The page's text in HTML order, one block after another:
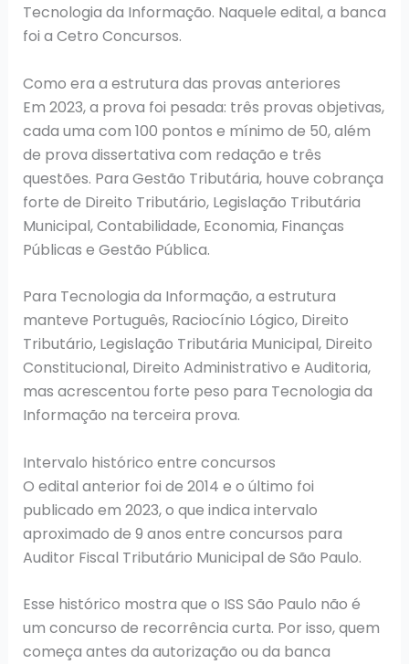
Tecnologia da Informação. Naquele edital, a banca
foi a Cetro Concursos.
Como era a estrutura das provas anteriores
Em 2023, a prova foi pesada: três provas objetivas,
cada uma com 100 pontos e mínimo de 50, além
de prova dissertativa com redação e três
questões. Para Gestão Tributária, houve cobrança
forte de Direito Tributário, Legislação Tributária
Municipal, Contabilidade, Economia, Finanças
Públicas e Gestão Pública.
Para Tecnologia da Informação, a estrutura
manteve Português, Raciocínio Lógico, Direito
Tributário, Legislação Tributária Municipal, Direito
Constitucional, Direito Administrativo e Auditoria,
mas acrescentou forte peso para Tecnologia da
Informação na terceira prova.
Intervalo histórico entre concursos
O edital anterior foi de 2014 e o último foi
publicado em 2023, o que indica intervalo
aproximado de 9 anos entre concursos para
Auditor Fiscal Tributário Municipal de São Paulo.
Esse histórico mostra que o ISS São Paulo não é
um concurso de recorrência curta. Por isso, quem
começa antes da autorização ou da banca